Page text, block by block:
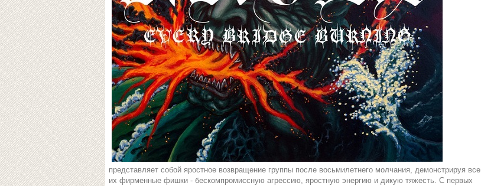
представляет собой яростное возвращение группы после восьмилетнего молчания, демонстрируя все
их фирменные фишки - бескомпромиссную агрессию, яростную энергию и дикую тяжесть. С первых